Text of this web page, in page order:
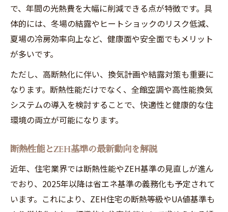
で、年間の光熱費を大幅に削減できる点が特徴です。具
体的には、冬場の結露やヒートショックのリスク低減、
夏場の冷房効率向上など、健康面や安全面でもメリット
が多いです。
ただし、高断熱化に伴い、換気計画や結露対策も重要に
なります。断熱性能だけでなく、全館空調や高性能換気
システムの導入を検討することで、快適性と健康的な住
環境の両立が可能になります。
断熱性能とZEH基準の最新動向を解説
近年、住宅業界では断熱性能やZEH基準の見直しが進ん
でおり、2025年以降は省エネ基準の義務化も予定されて
います。これにより、ZEH住宅の断熱等級やUA値基準も